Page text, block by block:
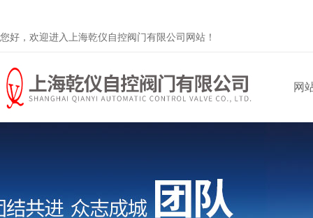
您好，欢迎进入上海乾仪自控阀门有限公司网站！
网